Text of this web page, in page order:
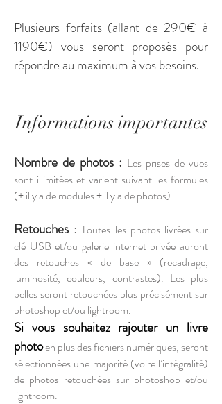
Plusieurs forfaits (allant de 290€ à
1190€) vous seront proposés pour
répondre au maximum à vos besoins.
Informations importantes
Nombre de photos : Les prises de vues
sont illimitées et varient suivant les formules
(+ il y a de modules + il y a de photos).
Retouches : Toutes les photos livrées sur
clé USB et/ou galerie internet privée auront
des retouches « de base » (recadrage,
luminosité, couleurs, contrastes). Les plus
belles seront retouchées plus précisément sur
photoshop et/ou lightroom.
Si vous souhaitez rajouter un livre
photoen plus des fichiers numériques, seront
sélectionnées une majorité (voire l’intégralité)
de photos retouchées sur photoshop et/ou
lightroom.